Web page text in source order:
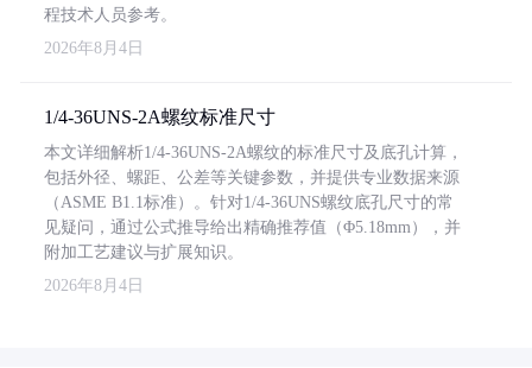
程技术人员参考。
2026年8月4日
1/4-36UNS-2A螺纹标准尺寸
本文详细解析1/4-36UNS-2A螺纹的标准尺寸及底孔计算，
包括外径、螺距、公差等关键参数，并提供专业数据来源
（ASME B1.1标准）。针对1/4-36UNS螺纹底孔尺寸的常
见疑问，通过公式推导给出精确推荐值（Φ5.18mm），并
附加工艺建议与扩展知识。
2026年8月4日